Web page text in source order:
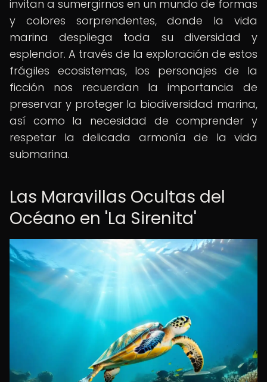
invitan a sumergirnos en un mundo de formas
y colores sorprendentes, donde la vida
marina despliega toda su diversidad y
esplendor. A través de la exploración de estos
frágiles ecosistemas, los personajes de la
ficción nos recuerdan la importancia de
preservar y proteger la biodiversidad marina,
así como la necesidad de comprender y
respetar la delicada armonía de la vida
submarina.
Las Maravillas Ocultas del
Océano en 'La Sirenita'